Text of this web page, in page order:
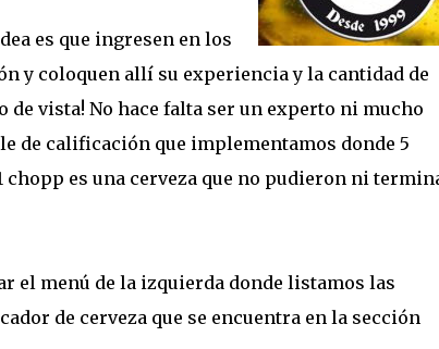
es que ingresen en los
y coloquen allí su experiencia y la cantidad de
vista! No hace falta ser un experto ni mucho
de calificación que implementamos donde 5
chopp es una cerveza que no pudieron ni
el menú de la izquierda donde listamos las
de cerveza que se encuentra en la sección